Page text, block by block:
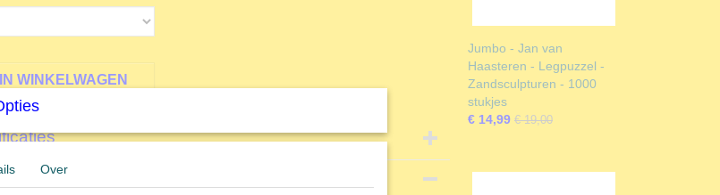
IN WINKELWAGEN
8710126190753
Jumbo - Jan van
Haasteren - Legpuzzel -
Zandsculpturen - 1000
stukjes
€ 14,99 € 19,00
Over